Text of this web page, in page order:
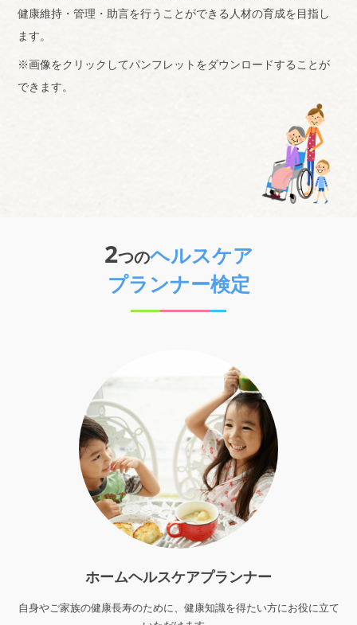
健康維持・管理・助言を行うことができる人材の育成を目指し
ます。
※画像をクリックしてパンフレットをダウンロードすることが
できます。
2つのヘルスケア
プランナー検定
ホームヘルスケアプランナー
自身やご家族の健康長寿のために、健康知識を得たい方にお役に立て